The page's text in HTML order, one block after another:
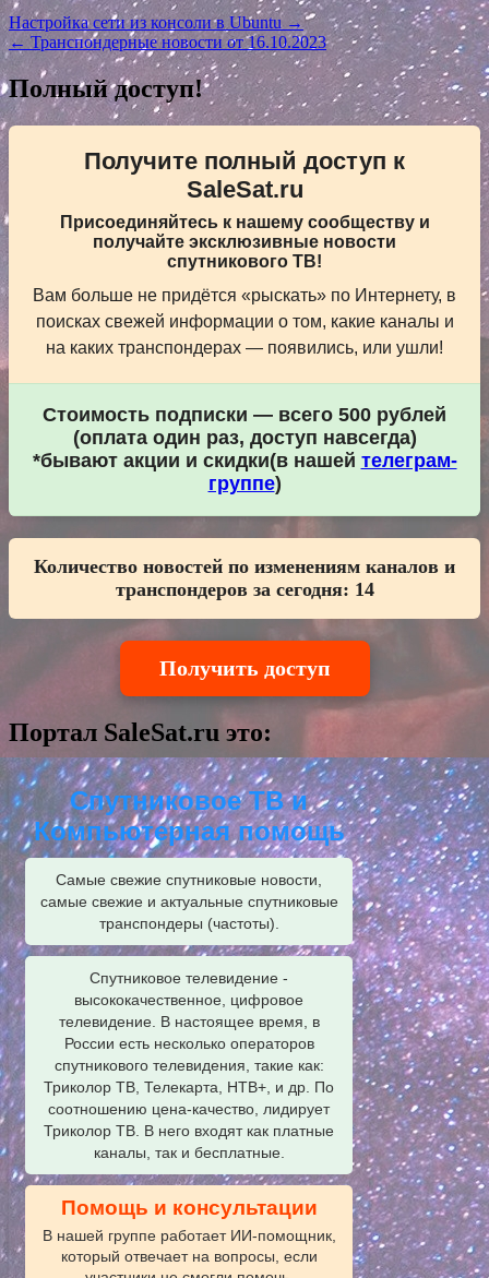
Навигация
по
записям
Настройка сети из консоли в Ubuntu →
← Транспондерные новости от 16.10.2023
Полный доступ!
Получите полный доступ к
SaleSat.ru
Присоединяйтесь к нашему сообществу и
получайте эксклюзивные новости
спутникового ТВ!
Вам больше не придётся «рыскать» по Интернету, в
поисках свежей информации о том, какие каналы и
на каких транспондерах — появились, или ушли!
Стоимость подписки — всего 500 рублей
(оплата один раз, доступ навсегда)
*бывают акции и скидки(в нашей телеграм-
группе)
Количество новостей по изменениям каналов и
транспондеров за сегодня: 14
Получить доступ
Портал SaleSat.ru это:
Спутниковое ТВ и
Компьютерная помощь
Самые свежие спутниковые новости,
самые свежие и актуальные спутниковые
транспондеры (частоты).
Спутниковое телевидение -
высококачественное, цифровое
телевидение. В настоящее время, в
России есть несколько операторов
спутникового телевидения, такие как:
Триколор ТВ, Телекарта, НТВ+, и др. По
соотношению цена-качество, лидирует
Триколор ТВ. В него входят как платные
каналы, так и бесплатные.
Помощь и консультации
В нашей группе работает ИИ‑помощник,
который отвечает на вопросы, если